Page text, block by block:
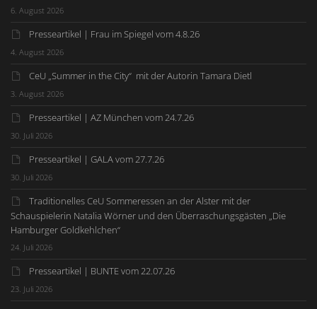
6. August 2026
Presseartikel | Frau im Spiegel vom 4.8.26
4. August 2026
CeU „Summer in the City“ mit der Autorin Tamara Dietl
3. August 2026
Presseartikel | AZ München vom 24.7.26
30. Juli 2026
Presseartikel | GALA vom 27.7.26
30. Juli 2026
Traditionelles CeU Sommeressen an der Alster mit der
Schauspielerin Natalia Wörner und den Überraschungsgästen „Die
Hamburger Goldkehlchen“
24. Juli 2026
Presseartikel | BUNTE vom 22.07.26
23. Juli 2026